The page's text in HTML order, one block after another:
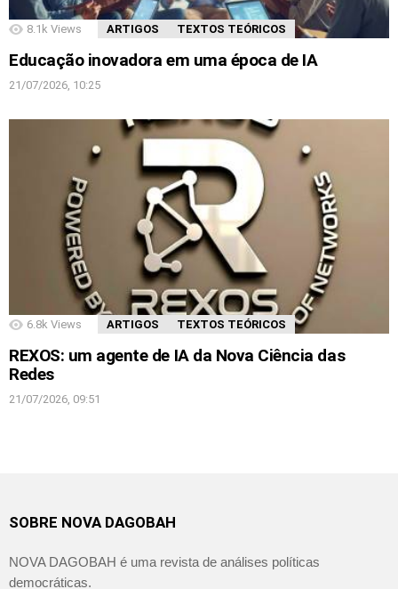
8.1k Views ARTIGOS TEXTOS TEÓRICOS
Educação inovadora em uma época de IA
21/07/2026, 10:25
6.8k Views ARTIGOS TEXTOS TEÓRICOS
REXOS: um agente de IA da Nova Ciência das
Redes
21/07/2026, 09:51
SOBRE NOVA DAGOBAH
NOVA DAGOBAH é uma revista de análises políticas
democráticas.